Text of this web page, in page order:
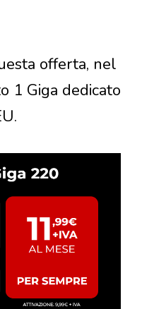
offerta, nel
1 Giga dedicato